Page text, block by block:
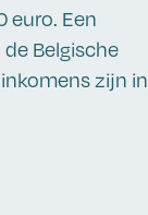
euro. Een
Belgische
zijn in